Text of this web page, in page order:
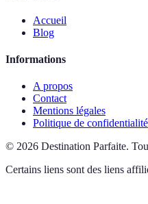
Accueil
Blog
Informations
A propos
Contact
Mentions légales
Politique de confidentialité
© 2026 Destination Parfaite.
Certains liens sont des liens